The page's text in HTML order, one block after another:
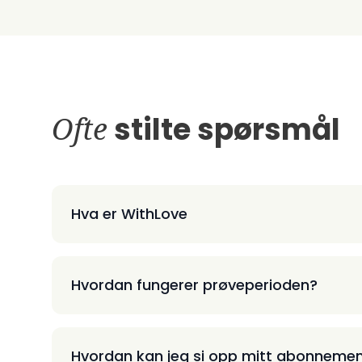
Ofte stilte spørsmål
Hva er WithLove
Hvordan fungerer prøveperioden?
Hvordan kan jeg si opp mitt